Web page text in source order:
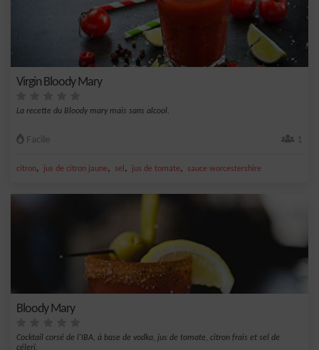
Virgin Bloody Mary
La recette du Bloody mary mais sans alcool.
Facile 1
citron, jus de citron jaune, sel , jus de tomate, sauce worcestershire
Bloody Mary
Cocktail corsé de l'IBA, à base de vodka, jus de tomate, citron frais et sel de
céleri.